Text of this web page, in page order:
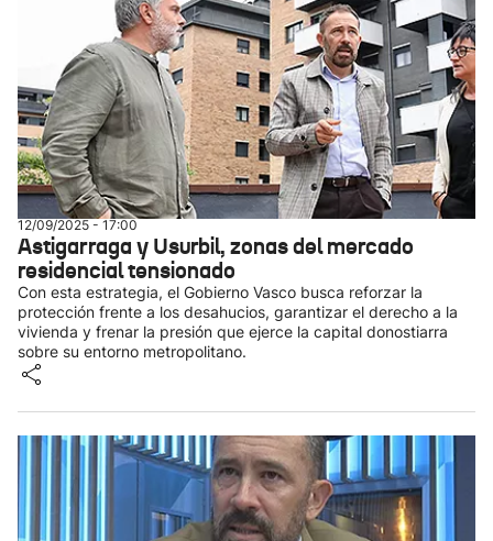
12/09/2025 - 17:00
Astigarraga y Usurbil, zonas del mercado
residencial tensionado
Con esta estrategia, el Gobierno Vasco busca reforzar la
protección frente a los desahucios, garantizar el derecho a la
vivienda y frenar la presión que ejerce la capital donostiarra
sobre su entorno metropolitano.